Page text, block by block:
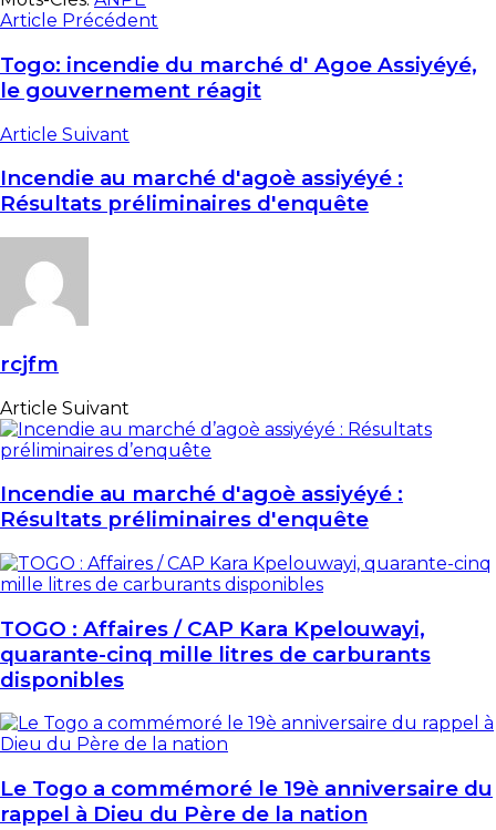
Article Précédent
Togo: incendie du marché d' Agoe Assiyéyé,
le gouvernement réagit
Article Suivant
Incendie au marché d'agoè assiyéyé :
Résultats préliminaires d'enquête
rcjfm
Article Suivant
Incendie au marché d'agoè assiyéyé :
Résultats préliminaires d'enquête
TOGO : Affaires / CAP Kara Kpelouwayi,
quarante-cinq mille litres de carburants
disponibles
Le Togo a commémoré le 19è anniversaire du
rappel à Dieu du Père de la nation